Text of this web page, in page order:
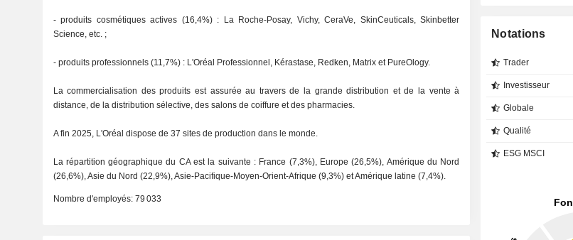
- produits cosmétiques actives (16,4%) : La Roche-Posay, Vichy, CeraVe, SkinCeuticals, Skinbetter
Science, etc. ;
- produits professionnels (11,7%) : L'Oréal Professionnel, Kérastase, Redken, Matrix et PureOlogy.
La commercialisation des produits est assurée au travers de la grande distribution et de la vente à
distance, de la distribution sélective, des salons de coiffure et des pharmacies.
A fin 2025, L'Oréal dispose de 37 sites de production dans le monde.
La répartition géographique du CA est la suivante : France (7,3%), Europe (26,5%), Amérique du Nord
(26,6%), Asie du Nord (22,9%), Asie-Pacifique-Moyen-Orient-Afrique (9,3%) et Amérique latine (7,4%).
Nombre d'employés: 79 033
Notations
Trader
Investisseur
Globale
Qualité
ESG MSCI